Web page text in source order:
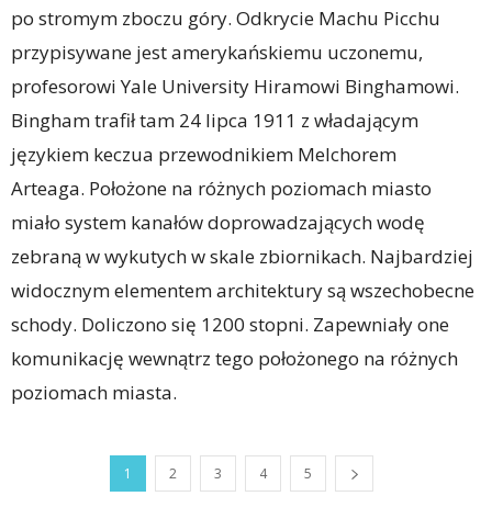
po stromym zboczu góry. Odkrycie Machu Picchu
przypisywane jest amerykańskiemu uczonemu,
profesorowi Yale University Hiramowi Binghamowi.
Bingham trafił tam 24 lipca 1911 z władającym
językiem keczua przewodnikiem Melchorem
Arteaga. Położone na różnych poziomach miasto
miało system kanałów doprowadzających wodę
zebraną w wykutych w skale zbiornikach. Najbardziej
widocznym elementem architektury są wszechobecne
schody. Doliczono się 1200 stopni. Zapewniały one
komunikację wewnątrz tego położonego na różnych
poziomach miasta.
1 2 3 4 5